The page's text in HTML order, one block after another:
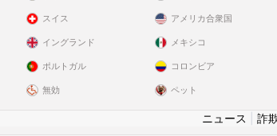
スイス
イングランド
ポルトガル
無効
アメリカ合衆国
メキシコ
コロンビア
ペット
ニュース 詐